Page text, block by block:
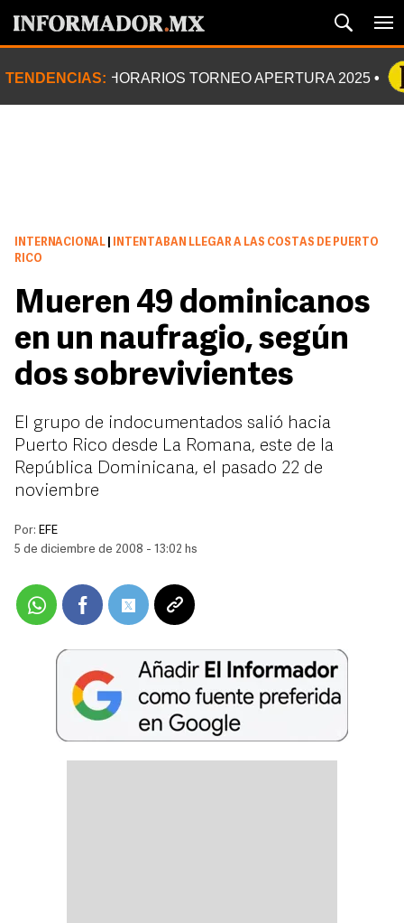
TENDENCIAS: HORARIOS TORNEO APERTURA 2025
INTERNACIONAL
INTENTABAN LLEGAR A LAS COSTAS DE PUERTO
RICO
Mueren 49 dominicanos
en un naufragio, según
dos sobrevivientes
El grupo de indocumentados salió hacia
Puerto Rico desde La Romana, este de la
República Dominicana, el pasado 22 de
noviembre
Por: EFE
5 de diciembre de 2008 - 13:02 hs